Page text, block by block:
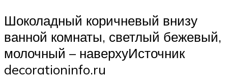
Шоколадный коричневый внизу
ванной комнаты, светлый бежевый,
молочный – наверхуИсточник
decorationinfo.ru